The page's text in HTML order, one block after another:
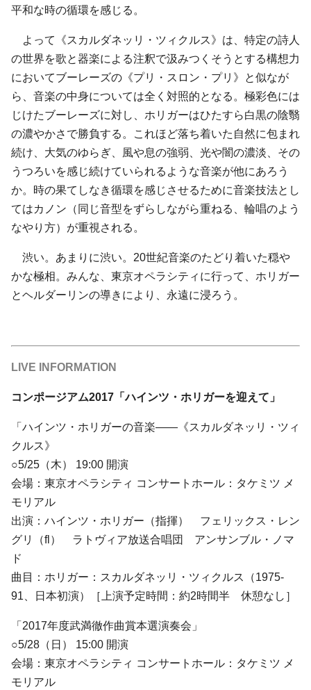
平和な時の循環を感じる。
よって《スカルダネッリ・ツィクルス》は、特定の詩人
の世界を歌と器楽による注釈で汲みつくそうとする構想力
においてブーレーズの《プリ・スロン・プリ》と似なが
ら、音楽の中身については全く対照的となる。極彩色には
じけたブーレーズに対し、ホリガーはひたすら白黒の陰翳
の濃やかさで勝負する。これほど落ち着いた自然に包まれ
続け、大気のゆらぎ、風や息の強弱、光や闇の濃淡、その
うつろいを感じ続けていられるような音楽が他にあろう
か。時の果てしなき循環を感じさせるために音楽技法とし
てはカノン（同じ音型をずらしながら重ねる、輪唱のよう
なやり方）が重視される。
渋い。あまりに渋い。20世紀音楽のたどり着いた穏や
かな極相。みんな、東京オペラシティに行って、ホリガー
とヘルダーリンの導きにより、永遠に浸ろう。
LIVE INFORMATION
コンポージアム2017「ハインツ・ホリガーを迎えて」
「ハインツ・ホリガーの音楽――《スカルダネッリ・ツィ
クルス》
○5/25（木） 19:00 開演
会場：東京オペラシティ コンサートホール：タケミツ メ
モリアル
出演：ハインツ・ホリガー（指揮） フェリックス・レン
グリ（fl） ラトヴィア放送合唱団 アンサンブル・ノマ
ド
曲目：ホリガー：スカルダネッリ・ツィクルス（1975-
91、日本初演）［上演予定時間：約2時間半 休憩なし］
「2017年度武満徹作曲賞本選演奏会」
○5/28（日） 15:00 開演
会場：東京オペラシティ コンサートホール：タケミツ メ
モリアル